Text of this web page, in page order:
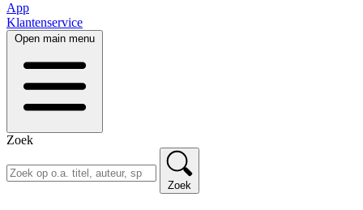
App
Klantenservice
Open main menu
Zoek
Zoek